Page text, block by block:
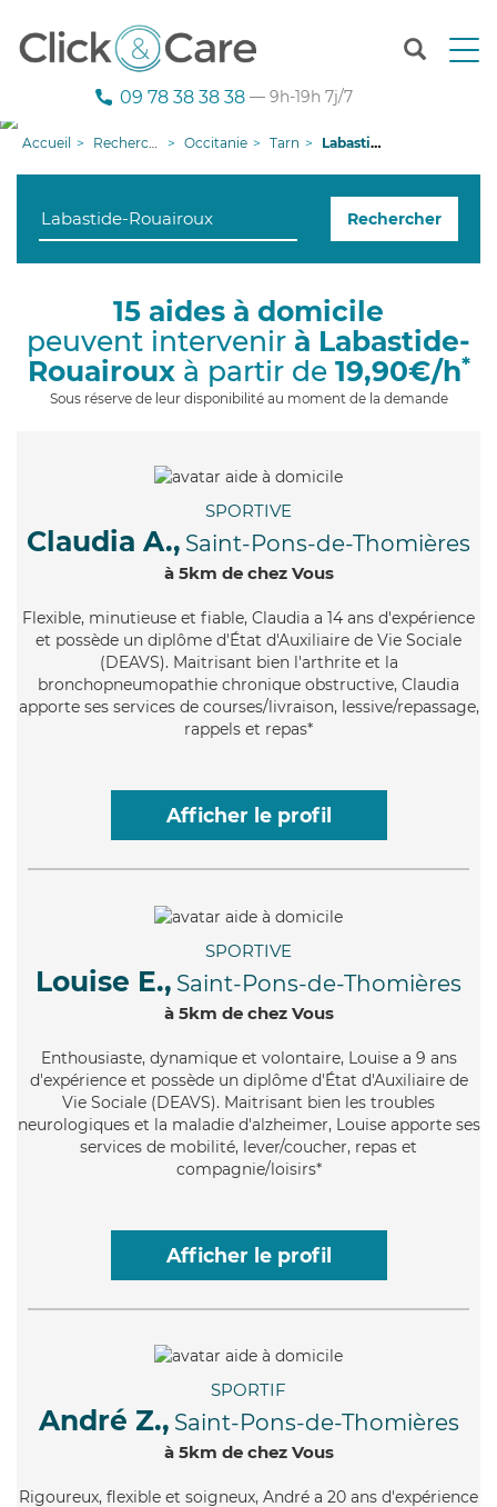
T
n
g
i
o
09 78 38 38 38 — 9h-19h 7j/7
Accueil Recherche aide à domicile Occitanie Tarn Labastide-Rouairoux
Rechercher
15 aides à domicile
peuvent intervenir à Labastide-
Rouairouxà partir de 19,90€/h*
Sous réserve de leur disponibilité au moment de la demande
SPORTIVE
Claudia A., Saint-Pons-de-Thomières
à 5km de chez Vous
Flexible, minutieuse et fiable, Claudia a 14 ans d'expérience
et possède un diplôme d'État d'Auxiliaire de Vie Sociale
(DEAVS). Maitrisant bien l'arthrite et la
bronchopneumopathie chronique obstructive, Claudia
apporte ses services de courses/livraison, lessive/repassage,
rappels et repas*
Afficher le profil
SPORTIVE
Louise E., Saint-Pons-de-Thomières
à 5km de chez Vous
Enthousiaste, dynamique et volontaire, Louise a 9 ans
d'expérience et possède un diplôme d'État d'Auxiliaire de
Vie Sociale (DEAVS). Maitrisant bien les troubles
neurologiques et la maladie d'alzheimer, Louise apporte ses
services de mobilité, lever/coucher, repas et
compagnie/loisirs*
Afficher le profil
SPORTIF
André Z., Saint-Pons-de-Thomières
à 5km de chez Vous
Rigoureux, flexible et soigneux, André a 20 ans d'expérience